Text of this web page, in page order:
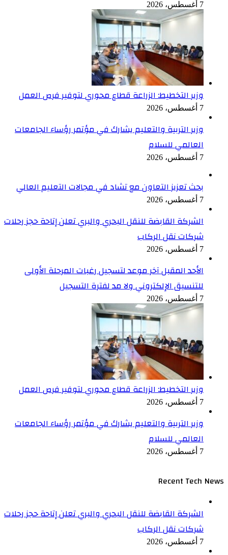
7 أغسطس، 2026
وزير التخطيط: الزراعة قطاع محوري لتوفير فرص العمل
7 أغسطس، 2026
وزير التربية والتعليم يشارك في مؤتمر رؤساء الجامعات
العالمي للسلام
7 أغسطس، 2026
بحث تعزيز التعاون مع تشاد في مجالات التعليم العالي
7 أغسطس، 2026
الشركة القابضة للنقل البحري والبري تعلن إتاحة حجز رحلات
شركات نقل الركاب
7 أغسطس، 2026
الأحد المقبل آخر موعد لتسجيل رغبات المرحلة الأولى
للتنسيق الإلكتروني ولا مد لفترة التسجيل
7 أغسطس، 2026
وزير التخطيط: الزراعة قطاع محوري لتوفير فرص العمل
7 أغسطس، 2026
وزير التربية والتعليم يشارك في مؤتمر رؤساء الجامعات
العالمي للسلام
7 أغسطس، 2026
Recent Tech News
الشركة القابضة للنقل البحري والبري تعلن إتاحة حجز رحلات
شركات نقل الركاب
7 أغسطس، 2026